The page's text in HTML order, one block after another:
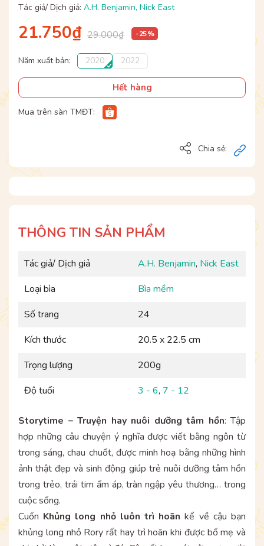
Tác giả/ Dịch giả: A.H. Benjamin, Nick East
21.750₫ 29.000₫ - 25 %
Năm xuất bản: 2020 2022
Hết hàng
Mua trên sàn TMĐT:
Chia sẻ:
THÔNG TIN SẢN PHẨM
Tác giả/ Dịch giả A.H. Benjamin, Nick East
Loại bìa
Bìa mềm
Số trang
24
Kích thước
20.5 x 22.5 cm
Trọng lượng
200g
Độ tuổi
3 - 6, 7 - 12
Storytime – Truyện hay nuôi dưỡng tâm hồn: Tập
hợp những câu chuyện ý nghĩa được viết bằng ngôn từ
trong sáng, chau chuốt, được minh hoạ bằng những hình
ảnh thật đẹp và sinh động giúp trẻ nuôi dưỡng tâm hồn
trong trẻo, trái tim ấm áp, tràn ngập yêu thương… trong
cuộc sống.
Cuốn Khủng long nhỏ luôn trì hoãn kể về cậu bạn
khủng long nhỏ Rory rất hay trì hoãn khi được bố mẹ và